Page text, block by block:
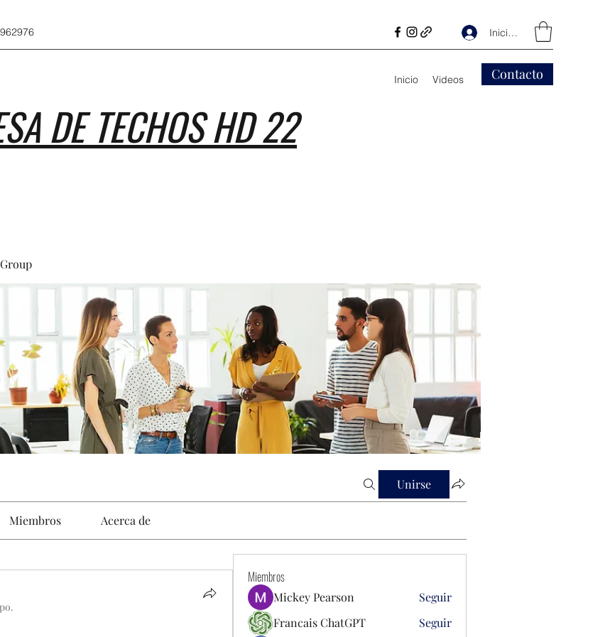
Iniciar sesión
Inicio Videos Contacto
DE TECHOS HD 22
Unirse
Miembros Acerca de
Miembros
Mickey Pearson
Seguir
Francais ChatGPT
Seguir